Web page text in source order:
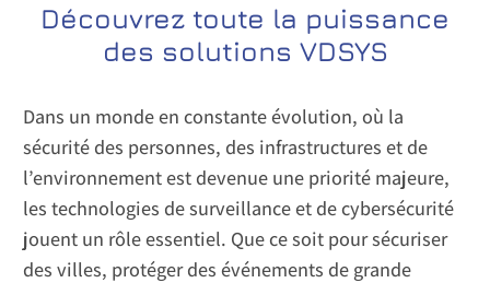
Découvrez toute la puissance
des solutions VDSYS
Dans un monde en constante évolution, où la
sécurité des personnes, des infrastructures et de
l’environnement est devenue une priorité majeure,
les technologies de surveillance et de cybersécurité
jouent un rôle essentiel. Que ce soit pour sécuriser
des villes, protéger des événements de grande